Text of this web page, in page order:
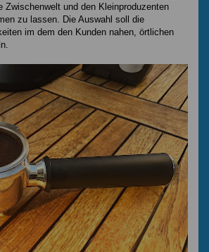
Zwischenwelt und den Kleinproduzenten
zu lassen. Die Auswahl soll die
im dem den Kunden nahen, örtlichen